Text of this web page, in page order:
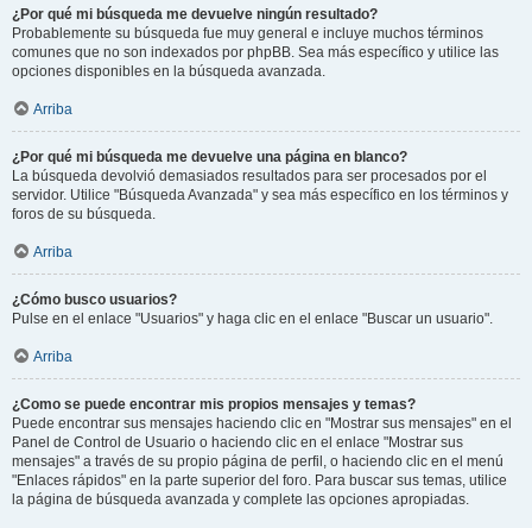
¿Por qué mi búsqueda me devuelve ningún resultado?
Probablemente su búsqueda fue muy general e incluye muchos términos
comunes que no son indexados por phpBB. Sea más específico y utilice las
opciones disponibles en la búsqueda avanzada.
Arriba
¿Por qué mi búsqueda me devuelve una página en blanco?
La búsqueda devolvió demasiados resultados para ser procesados por el
servidor. Utilice "Búsqueda Avanzada" y sea más específico en los términos y
foros de su búsqueda.
Arriba
¿Cómo busco usuarios?
Pulse en el enlace "Usuarios" y haga clic en el enlace "Buscar un usuario".
Arriba
¿Como se puede encontrar mis propios mensajes y temas?
Puede encontrar sus mensajes haciendo clic en "Mostrar sus mensajes" en el
Panel de Control de Usuario o haciendo clic en el enlace "Mostrar sus
mensajes" a través de su propio página de perfil, o haciendo clic en el menú
"Enlaces rápidos" en la parte superior del foro. Para buscar sus temas, utilice
la página de búsqueda avanzada y complete las opciones apropiadas.